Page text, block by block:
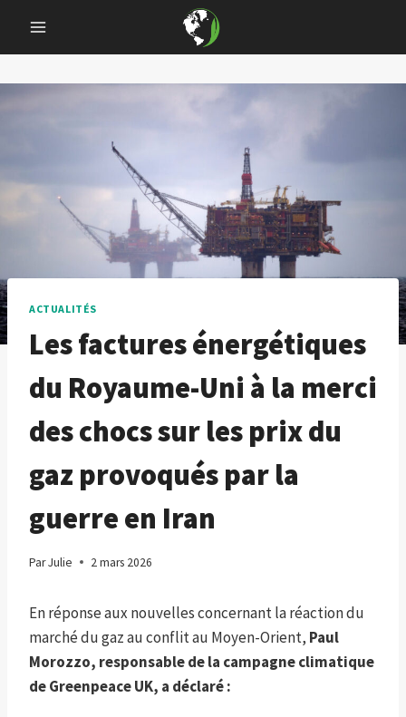
content
ACTUALITÉS
Les factures énergétiques
du Royaume-Uni à la merci
des chocs sur les prix du
gaz provoqués par la
guerre en Iran
ParJulie 2 mars 2026
En réponse aux nouvelles concernant la réaction du
marché du gaz au conflit au Moyen-Orient, Paul
Morozzo, responsable de la campagne climatique
de Greenpeace UK, a déclaré :